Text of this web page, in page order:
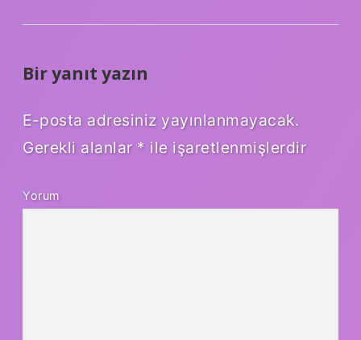
Bir yanıt yazın
E-posta adresiniz yayınlanmayacak.
Gerekli alanlar * ile işaretlenmişlerdir
Yorum